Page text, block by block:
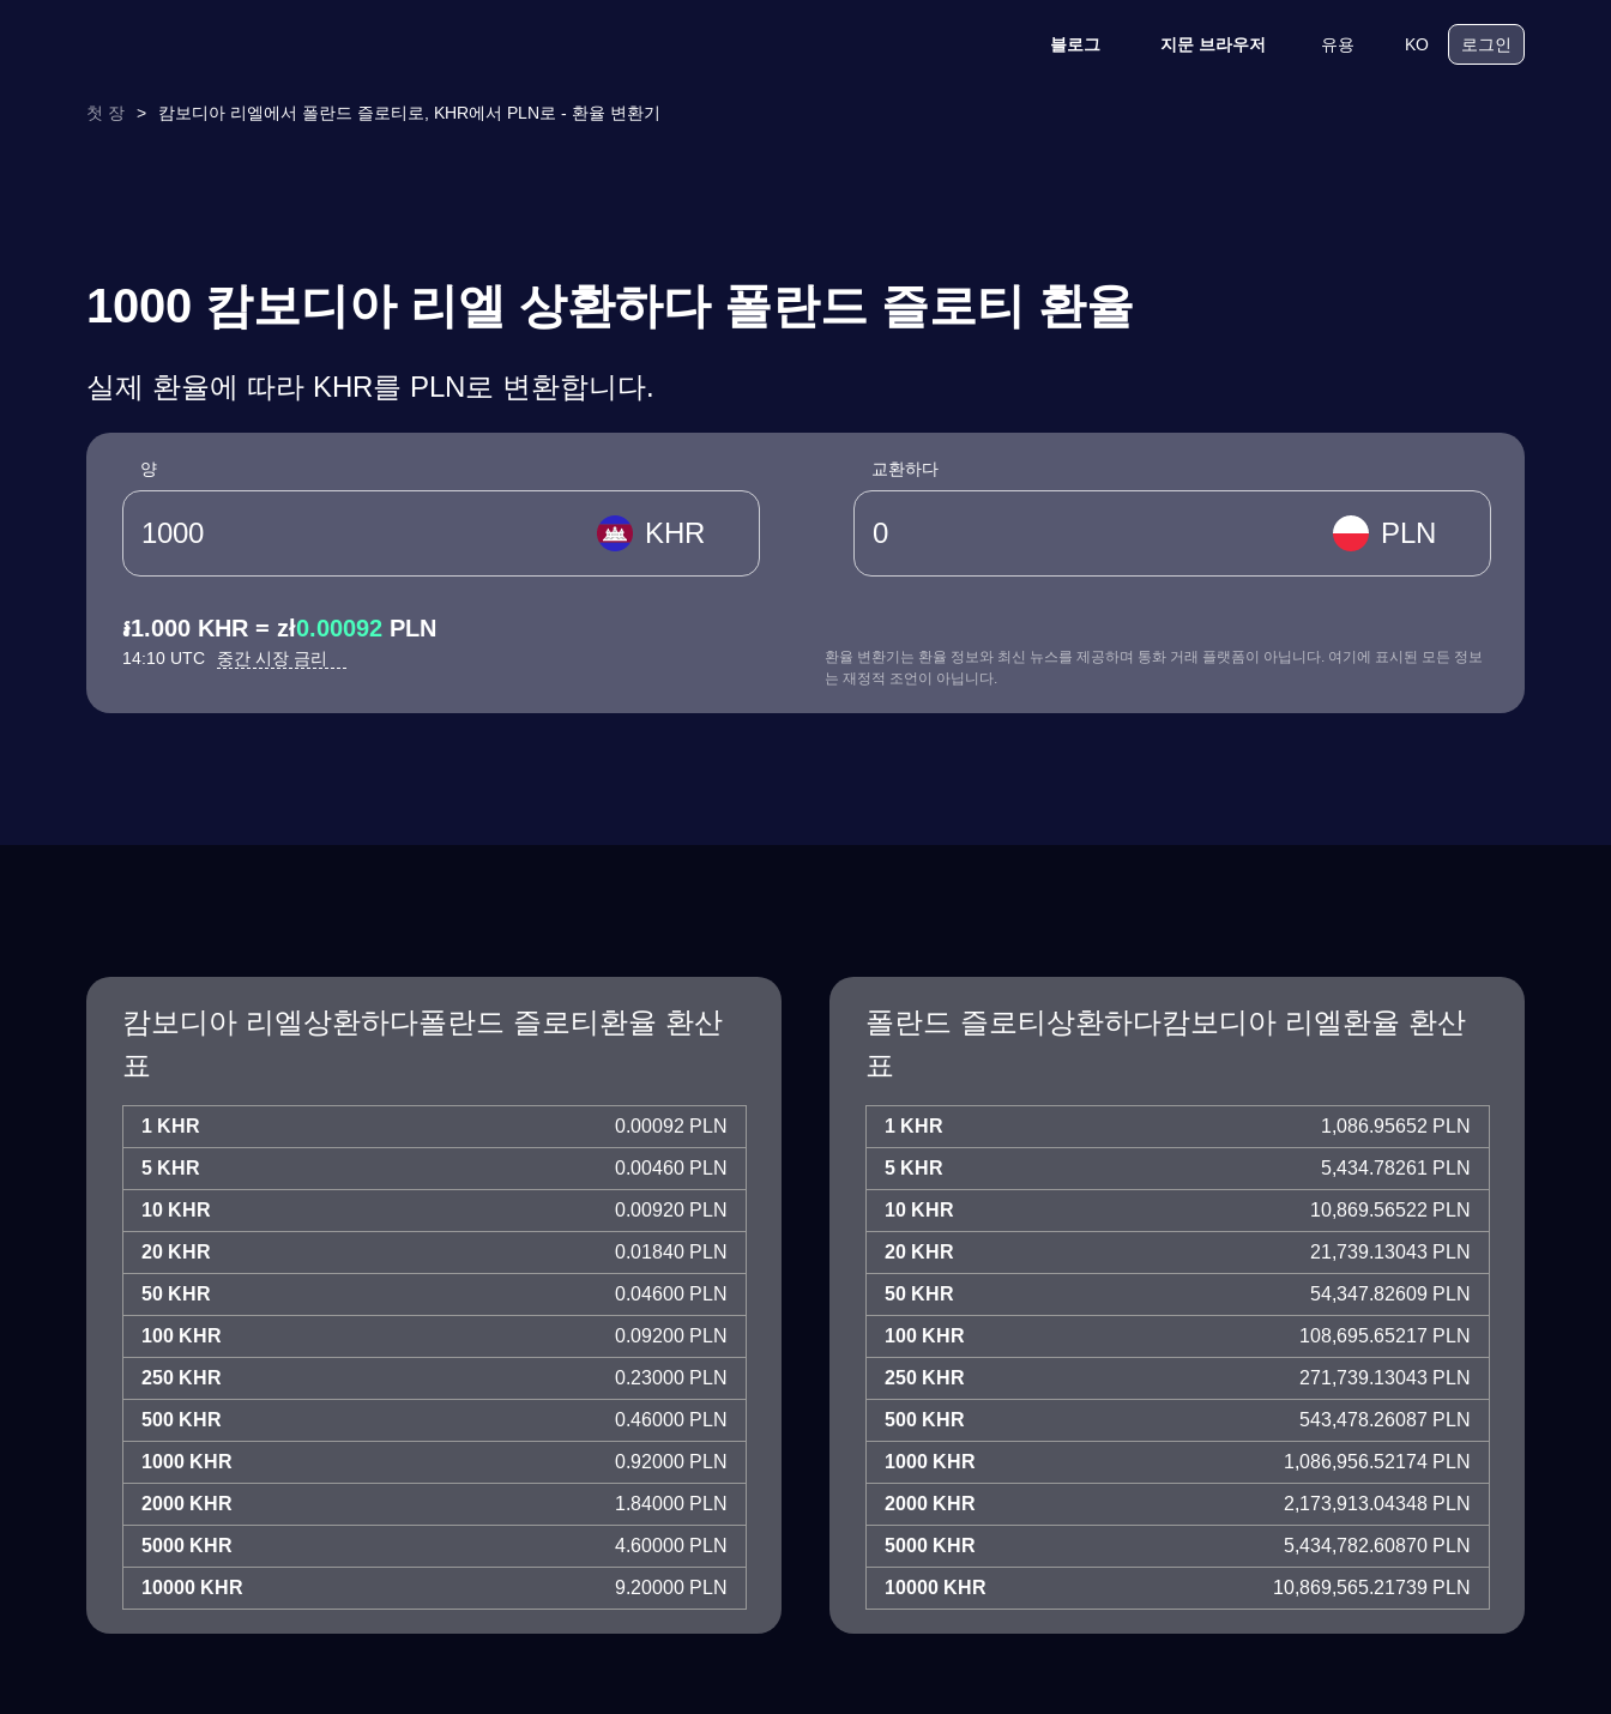
블로그 지문 브라우저 유용 KO 로그인
첫 장 > 캄보디아 리엘에서 폴란드 즐로티로, KHR에서 PLN로 - 환율 변환기
1000 캄보디아 리엘 상환하다 폴란드 즐로티 환율
실제 환율에 따라 KHR를 PLN로 변환합니다.
양
KHR
교환하다
PLN
៛1.000 KHR = zł0.00092 PLN
14:10 UTC 중간 시장 금리
환율 변환기는 환율 정보와 최신 뉴스를 제공하며 통화 거래 플랫폼이 아닙니다. 여기에 표시된 모든 정보
는 재정적 조언이 아닙니다.
캄보디아 리엘상환하다폴란드 즐로티환율 환산
표
1 KHR 0.00092 PLN
5 KHR 0.00460 PLN
10 KHR 0.00920 PLN
20 KHR 0.01840 PLN
50 KHR 0.04600 PLN
100 KHR 0.09200 PLN
250 KHR 0.23000 PLN
500 KHR 0.46000 PLN
1000 KHR 0.92000 PLN
2000 KHR 1.84000 PLN
5000 KHR 4.60000 PLN
10000 KHR 9.20000 PLN
폴란드 즐로티상환하다캄보디아 리엘환율 환산
표
1 KHR 1,086.95652 PLN
5 KHR 5,434.78261 PLN
10 KHR 10,869.56522 PLN
20 KHR 21,739.13043 PLN
50 KHR 54,347.82609 PLN
100 KHR 108,695.65217 PLN
250 KHR 271,739.13043 PLN
500 KHR 543,478.26087 PLN
1000 KHR 1,086,956.52174 PLN
2000 KHR 2,173,913.04348 PLN
5000 KHR 5,434,782.60870 PLN
10000 KHR 10,869,565.21739 PLN